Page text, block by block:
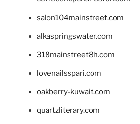
salon104mainstreet.com
alkaspringswater.com
318mainstreet8h.com
lovenailsspari.com
oakberry-kuwait.com
quartzliterary.com